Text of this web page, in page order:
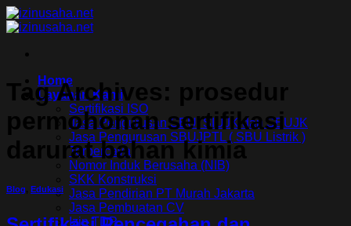
Skip
to
Home
Layanan Kami
Sertifikasi ISO
Jasa Pengurusan SBU, SIUJK dan SBUJK
Jasa Pengurusan SBUJPTL ( SBU Listrik )
Terpercaya
Nomor Induk Berusaha (NIB)
SKK Konstruksi
Jasa Pendirian PT Murah Jakarta
Jasa Pembuatan CV
Izin TDP
Tag Archives: prosedur
permohonan sertifikasi
darurat bahan kimia
Blog, Edukasi